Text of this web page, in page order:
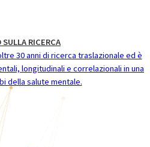
SULLA RICERCA
30 anni di ricerca traslazionale ed è
longitudinali e correlazionali in una
della salute mentale.